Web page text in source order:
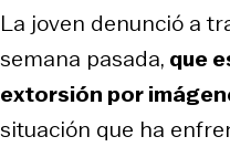
La joven denunció a
semana pasada, que
extorsión por
situación que ha